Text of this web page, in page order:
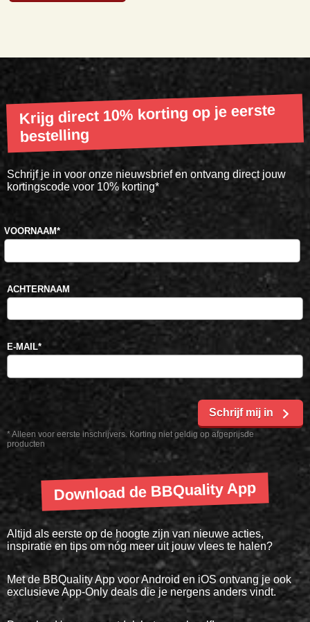
Krijg direct 10% korting op je eerste
bestelling
Schrijf je in voor onze nieuwsbrief en ontvang direct jouw
kortingscode voor 10% korting*
* Alleen voor eerste inschrijvers. Korting niet geldig op afgeprijsde
producten
VOORNAAM*
ACHTERNAAM
E-MAIL*
Schrijf mij in
Download de BBQuality App
Altijd als eerste op de hoogte zijn van nieuwe acties,
inspiratie en tips om nóg meer uit jouw vlees te halen?
Met de BBQuality App voor Android en iOS ontvang je ook
exclusieve App-Only deals die je nergens anders vindt.